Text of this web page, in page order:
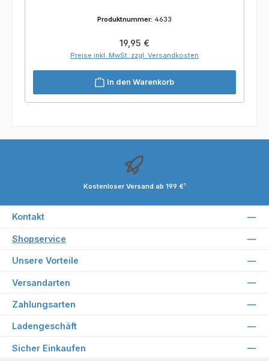
Produktnummer: 4633
Regulärer Preis:
19,95 €
Preise inkl. MwSt. zzgl. Versandkosten
In den Warenkorb
Kostenloser Versand ab 199 €¹
Kontakt
Shopservice
Unsere Vorteile
Versandarten
Zahlungsarten
Ladengeschäft
Sicher Einkaufen